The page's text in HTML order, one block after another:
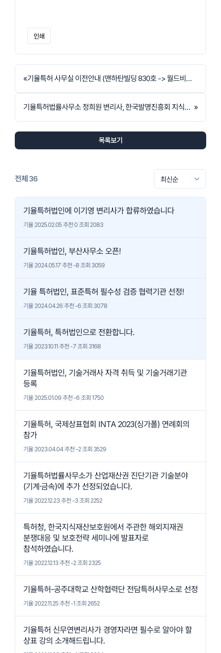
인쇄
« 기율특허 사무실 이전안내 (맨하탄빌딩 830호 -> 월드비전타워 404호)
기율특허법률사무소 정희원 변리사, 한국발명진흥회 지식재산경영인증 심사위원으로 위촉 »
목록보기
전체 36
기율특허법인에 이기영 변리사가 합류하였습니다
기율| 2025.02.05 추천 0 조회 2083
기율특허법인, 부산사무소 오픈!
기율| 2024.05.17 추천 -8 조회 3059
기율 특허법인, 표준특허 필수성 검증 협력기관 선정!
기율| 2024.04.26 추천 -6 조회 3078
기율특허, 특허법인으로 전환합니다.
기율| 2023.10.11 추천 -7 조회 3168
기율특허법인, 기술거래사 자격 취득 및 기술거래기관
등록
기율| 2025.01.09 추천 -6 조회 1750
기율특허, 국제상표협회 INTA 2023(싱가폴) 연례회의
참가
기율| 2023.04.04 추천 -2 조회 3529
기율특허법률사무소가 산업재산권 진단기관 기술분야
(기계·금속)에 추가 선정되었습니다.
기율| 2022.12.23 추천 -3 조회 2252
특허청, 한국지식재산보호원에서 주관한 해외지재권
분쟁대응 및 보호전략 세미나에 발표자로
참석하였습니다.
기율| 2022.12.13 추천 -2 조회 2325
기율특허-공주대학교 산학협력단 전담특허사무소로 선정
기율| 2022.11.25 추천 -1 조회 2652
기율특허 신무연변리사가 경영자라면 필수로 알아야 할
상표 강의 소개해드립니다.